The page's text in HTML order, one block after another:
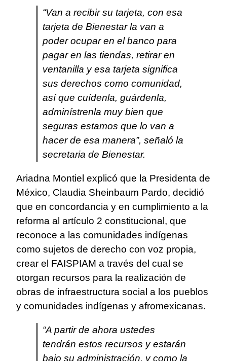
“Van a recibir su tarjeta, con esa
tarjeta de Bienestar la van a
poder ocupar en el banco para
pagar en las tiendas, retirar en
ventanilla y esa tarjeta significa
sus derechos como comunidad,
así que cuídenla, guárdenla,
adminístrenla muy bien que
seguras estamos que lo van a
hacer de esa manera”, señaló la
secretaria de Bienestar.
Ariadna Montiel explicó que la Presidenta de
México, Claudia Sheinbaum Pardo, decidió
que en concordancia y en cumplimiento a la
reforma al artículo 2 constitucional, que
reconoce a las comunidades indígenas
como sujetos de derecho con voz propia,
crear el FAISPIAM a través del cual se
otorgan recursos para la realización de
obras de infraestructura social a los pueblos
y comunidades indígenas y afromexicanas.
“A partir de ahora ustedes
tendrán estos recursos y estarán
bajo su administración, y como la